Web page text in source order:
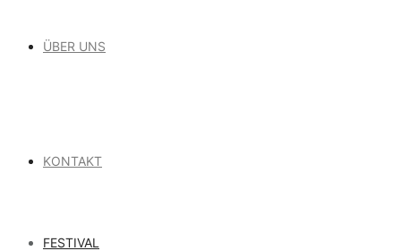
ÜBER UNS
KONTAKT
FESTIVAL